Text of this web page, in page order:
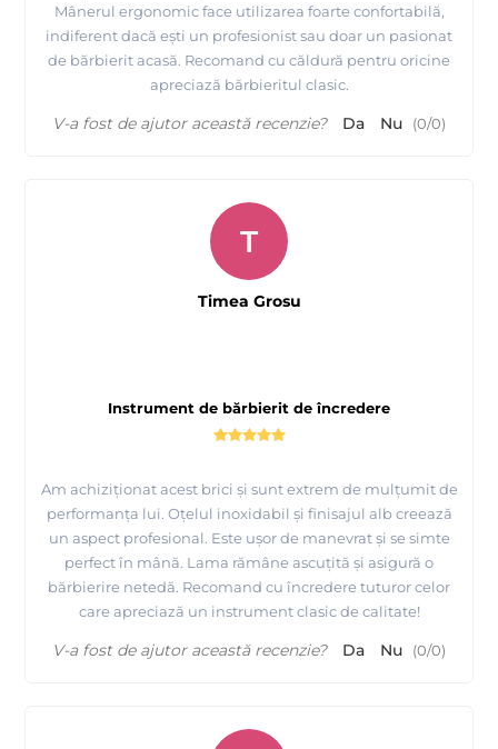
Mânerul ergonomic face utilizarea foarte confortabilă,
indiferent dacă ești un profesionist sau doar un pasionat
de bărbierit acasă. Recomand cu căldură pentru oricine
apreciază bărbieritul clasic.
V-a fost de ajutor această recenzie? Da Nu (0/0)
Instrument de bărbierit de încredere
Am achiziționat acest brici și sunt extrem de mulțumit de
performanța lui. Oțelul inoxidabil și finisajul alb creează
un aspect profesional. Este ușor de manevrat și se simte
perfect în mână. Lama rămâne ascuțită și asigură o
bărbierire netedă. Recomand cu încredere tuturor celor
care apreciază un instrument clasic de calitate!
T
Timea Grosu
V-a fost de ajutor această recenzie? Da Nu (0/0)